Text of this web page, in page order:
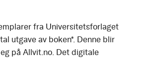
fra Universitetsforlaget
utgave av boken*. Denne blir
på Allvit.no. Det digitale